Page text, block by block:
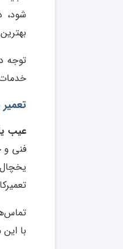
شود،
توجه
عیب
فنی و
با